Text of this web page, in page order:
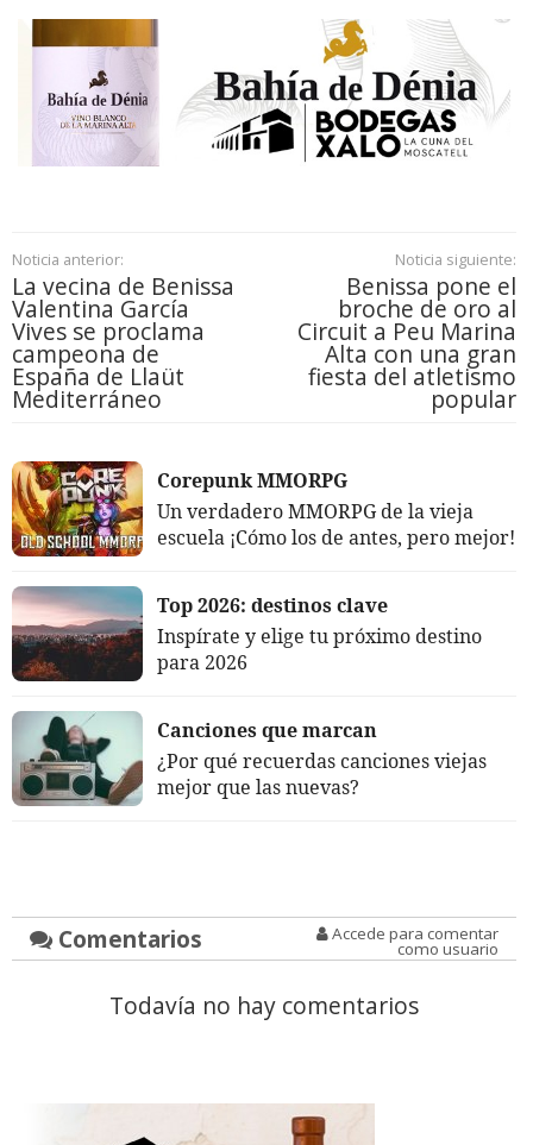
Noticia anterior:
La vecina de Benissa
Valentina García
Vives se proclama
campeona de
España de Llaüt
Mediterráneo
Noticia siguiente:
Benissa pone el
broche de oro al
Circuit a Peu Marina
Alta con una gran
fiesta del atletismo
popular
Corepunk MMORPG
Un verdadero MMORPG de la vieja
escuela ¡Cómo los de antes, pero mejor!
Top 2026: destinos clave
Inspírate y elige tu próximo destino
para 2026
Canciones que marcan
¿Por qué recuerdas canciones viejas
mejor que las nuevas?
Comentarios Accede para comentar
como usuario
Todavía no hay comentarios